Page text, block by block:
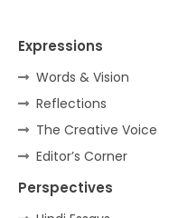
Expressions
Words & Vision
Reflections
The Creative Voice
Editor’s Corner
Perspectives